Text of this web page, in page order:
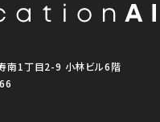
南1丁目2-9 小林ビル6階